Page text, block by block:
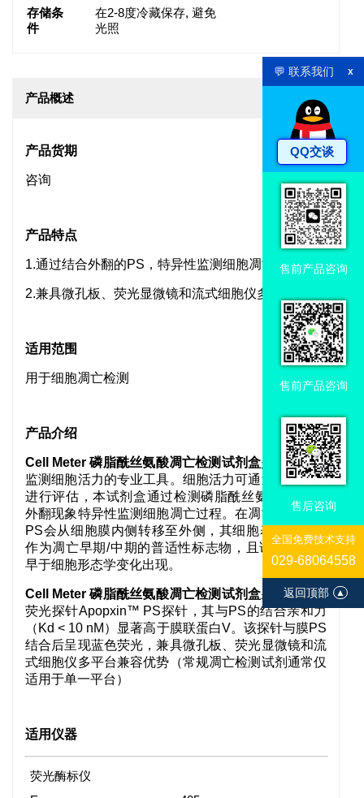
存储条
件
在2-8度冷藏保存, 避免
光照
产品概述
产品货期
咨询
产品特点
1.通过结合外翻的PS，特异性监测细胞凋亡过程。
2.兼具微孔板、荧光显微镜和流式细胞仪多平台。
适用范围
用于细胞凋亡检测
产品介绍
Cell Meter 磷脂酰丝氨酸凋亡检测试剂盒是一套用于
监测细胞活力的专业工具。细胞活力可通过多种参数
进行评估，本试剂盒通过检测磷脂酰丝氨酸（PS）
外翻现象特异性监测细胞凋亡过程。在凋亡发生时，
PS会从细胞膜内侧转移至外侧，其细胞表面暴露可
作为凋亡早期/中期的普适性标志物，且该检测信号
早于细胞形态学变化出现。
Cell Meter 磷脂酰丝氨酸凋亡检测试剂盒采用小分子
荧光探针Apopxin™ PS探针，其与PS的结合亲和力
（Kd < 10 nM）显著高于膜联蛋白V。该探针与膜PS
结合后呈现蓝色荧光，兼具微孔板、荧光显微镜和流
式细胞仪多平台兼容优势（常规凋亡检测试剂通常仅
适用于单一平台）
适用仪器
荧光酶标仪
💬 联系我们 x
QQ交谈
售前产品咨询
售前产品咨询
售后咨询
全国免费技术支持
029-68064558
返回顶部 ▲